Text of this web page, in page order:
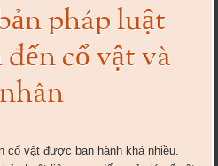
pháp luật
cổ vật và
cổ vật được ban hành khá nhiều.